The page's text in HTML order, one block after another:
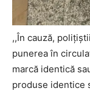
,,În cauză,
punerea în
marcă identică
produse identice